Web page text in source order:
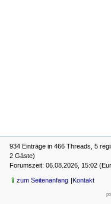
934 Einträge in 466 Threads, 5
2 Gäste)
Forumszeit: 06.08.2026, 15:02
zum Seitenanfang Kontakt